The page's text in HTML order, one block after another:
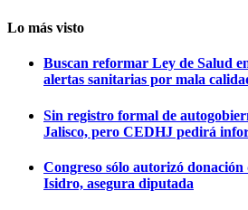
Lo más visto
Buscan reformar Ley de Salud
alertas sanitarias por mala
Sin registro formal de
Jalisco, pero CEDHJ pedirá
Congreso sólo autorizó donación
Isidro, asegura diputada